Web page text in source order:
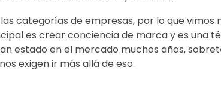
categorías de empresas, por lo que
es crear conciencia de marca y es una
estado en el mercado muchos años,
exigen ir más allá de eso.